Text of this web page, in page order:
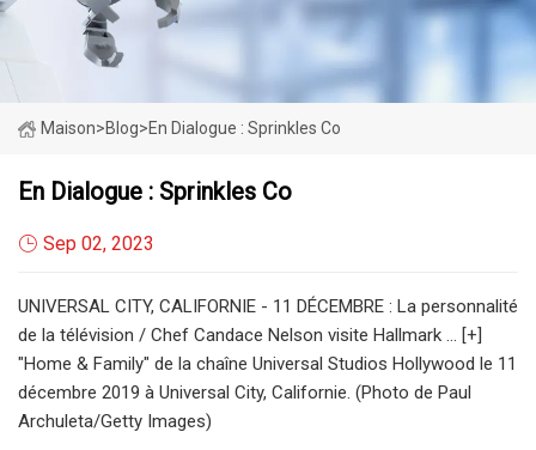
Maison>Blog>En Dialogue : Sprinkles Co
En Dialogue : Sprinkles Co
Sep 02, 2023
UNIVERSAL CITY, CALIFORNIE - 11 DÉCEMBRE : La personnalité
de la télévision / Chef Candace Nelson visite Hallmark ... [+]
"Home & Family" de la chaîne Universal Studios Hollywood le 11
décembre 2019 à Universal City, Californie. (Photo de Paul
Archuleta/Getty Images)